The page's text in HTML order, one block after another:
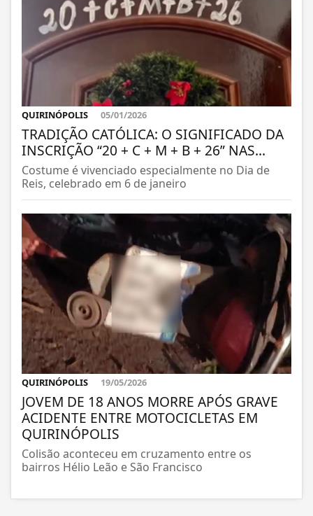
QUIRINÓPOLIS 05/01/2026
TRADIÇÃO CATÓLICA: O SIGNIFICADO DA
INSCRIÇÃO “20 + C + M + B + 26” NAS...
Costume é vivenciado especialmente no Dia de
Reis, celebrado em 6 de janeiro
QUIRINÓPOLIS 19/05/2026
JOVEM DE 18 ANOS MORRE APÓS GRAVE
ACIDENTE ENTRE MOTOCICLETAS EM
QUIRINÓPOLIS
Colisão aconteceu em cruzamento entre os
bairros Hélio Leão e São Francisco